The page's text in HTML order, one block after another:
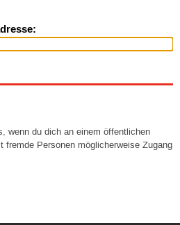
wenn du dich an einem öffentlichen
fremde Personen möglicherweise Zugang